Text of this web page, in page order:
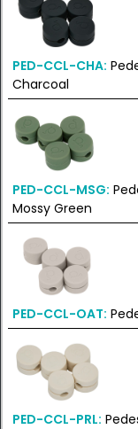
PED-CCL-CHA:
Charcoal
PED-CCL-MSG:
Mossy Green
PED-CCL-OAT:
PED-CCL-PRL: